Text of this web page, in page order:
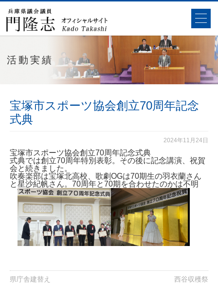
活動実績
宝塚市スポーツ協会創立70周年記念
式典
2024年11月24日
宝塚市スポーツ協会創立70周年記念式典
式典では創立70周年特別表彰。その後に記念講演、祝賀
会と続きました。
吹奏楽部は宝塚北高校、歌劇OGは70期生の羽衣蘭さん
と星沙紀帆さん。70周年と70期を合わせたのかは不明
県庁舎建替え 西谷収穫祭